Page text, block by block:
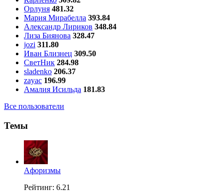
Орлуня 481.32
Мария Мирабелла 393.84
Александр Лириков 348.84
Лиза Биянова 328.47
jozi 311.80
Иван Близнец 309.50
СветНик 284.98
sladenko 206.37
zayac 196.99
Амалия Исильда 181.83
Все пользователи
Темы
Aфоризмы
Рейтинг: 6.21